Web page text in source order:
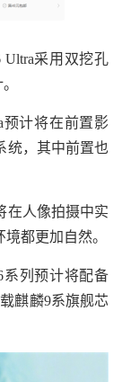
采用双挖孔
计将在前置影
统，其中前置也
人像拍摄中实
都更加自然。
列预计将配备
麒麟9系旗舰芯